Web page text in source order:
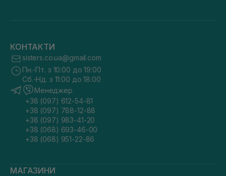
КОНТАКТИ
sisters.co.ua@gmail.com
Пн.-Пт. з 10:00 до 19:00
Сб.-Нд. з 11:00 до 18:00
Менеджер
+38 (097) 612-54-81
+38 (097) 788-12-88
+38 (097) 983-41-20
+38 (068) 693-46-00
+38 (068) 951-22-86
МАГАЗИНИ